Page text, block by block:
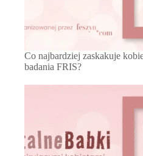
Co najbardziej zaskakuje
badania FRIS?